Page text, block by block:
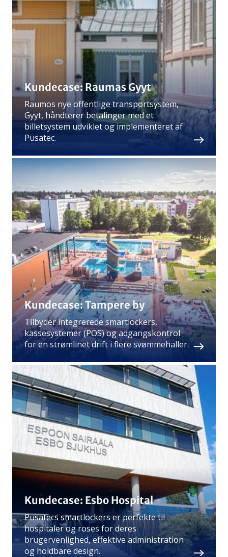
Kundecase: Raumas Gyyt
Raumos nye offentlige transportsystem,
Gyyt, håndterer betalinger med et
billetsystem udviklet og implementeret af
Pusatec.
Kundecase: Tampere by
Tilbyder integrerede smartlockers,
kassesystemer (POS) og adgangskontrol
for en strømlinet drift i flere svømmehaller.
Kundecase: Esbo Hospital
Pusatecs smartlockers er perfekte til
hospitaler og roses for deres
brugervenlighed, effektive administration
og holdbare design.